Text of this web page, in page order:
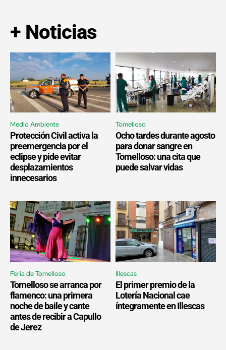
+ Noticias
Medio Ambiente
Protección Civil activa la
preemergencia por el
eclipse y pide evitar
desplazamientos
innecesarios
Tomelloso
Ocho tardes durante agosto
para donar sangre en
Tomelloso: una cita que
puede salvar vidas
Feria de Tomelloso
Tomelloso se arranca por
flamenco: una primera
noche de baile y cante
antes de recibir a Capullo
de Jerez
Illescas
El primer premio de la
Lotería Nacional cae
íntegramente en Illescas